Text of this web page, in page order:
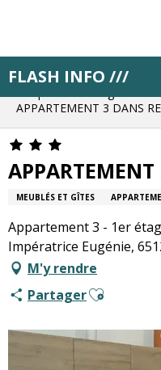
principal
FLASH INFO ///
Accueil
Résa pas à
APPARTEMENT 3 DANS
MEUBLÉS ET GÎTES
Appartement 3 - 1er
Impératrice Eugénie,
M'y rendre
PartagerAjouter aux